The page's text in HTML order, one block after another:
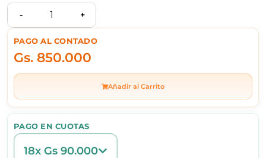
PAGO AL CONTADO
Gs. 850.000
Añadir al Carrito
PAGO EN CUOTAS
18x Gs 90.000
- 1 +